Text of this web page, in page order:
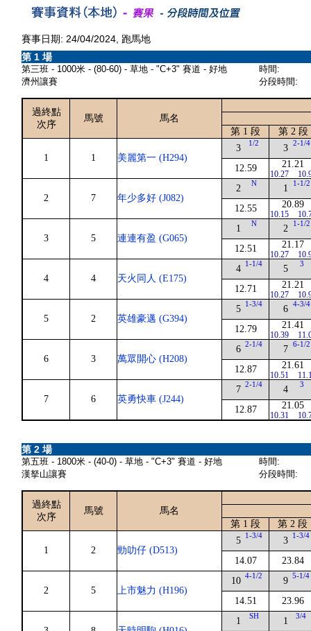
賽事日期: 24/04/2024, 跑馬地
第 1 場
第三班 - 1000米 - (80-60) - 草地 - "C+3" 賽道 - 好地
濟州讓賽
時間:
分段時間:
過終點
次序
馬號
馬名
第 1 段
第 2 段
1 1 美麗第一 (H294)
3 1/2
12.59
3 2-1/4
21.21
10.27
2 7 年少多好 (J082)
2 N
12.55
1 1-1/2
20.89
10.15
3 5 連連有盈 (G065)
1 N
12.51
2 1-1/2
21.17
10.27
4 4 天火同人 (E175)
4 1-1/4
12.71
5 3
21.21
10.27
5 2 英雄豪邁 (G394)
5 1-3/4
12.79
6 4-3/4
21.41
10.39
6 3 萬眾開心 (H208)
6 2-1/4
12.87
7 6-1/2
21.61
10.51
7 6 英勇快車 (J244)
7 2-1/4
12.87
4 3
21.05
10.31
第 2 場
第五班 - 1800米 - (40-0) - 草地 - "C+3" 賽道 - 好地
漢拏山讓賽
時間:
分段時間:
過終點
次序
馬號
馬名
第 1 段
第 2 段
1 2 勁叻仔 (D513)
5 1-3/4
14.07
3 1-3/4
23.84
2 5 上市魅力 (H196)
10 4-1/2
14.51
9 5-1/4
23.96
1 SH 1 3/4